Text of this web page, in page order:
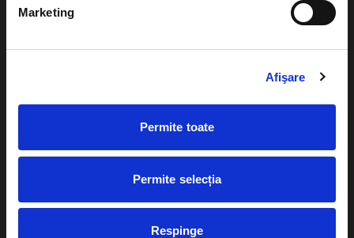
Marketing
Afişare
Permite toate
Permite selecția
Respinge
Plata online sau cash
eBilet printat acasa
Livrare prin curier
Teatru
festivaluri
Cultura